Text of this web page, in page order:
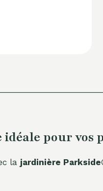
idéale pour vos
la jardinière